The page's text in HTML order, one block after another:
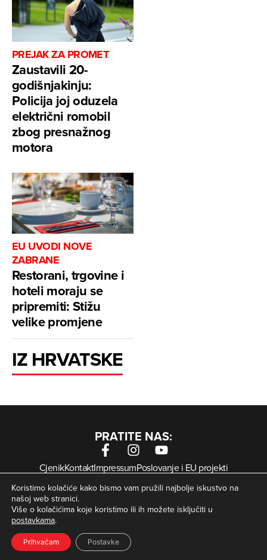
PREJAK ZA PROMET
Zaustavili 20-
godišnjakinju:
Policija joj oduzela
električni romobil
zbog presnažnog
motora
EU UVODI NOVE
ZABRANE
Restorani, trgovine i
hoteli moraju se
pripremiti: Stižu
velike promjene
IZ HRVATSKE
PRATITE NAS:
CjenikKontaktImpressumPoslovanje i EU projekti
Arhiva digitalnih novina
Uvjeti korištenjaZaštita privatnosti
Kolačići
© Zagorje International – Sva prava pridržana | Developed
bykrMedia
Koristimo kolačiće kako bismo vam pružili najbolje iskustvo na
našoj web stranici.
Više o kolačićima koje koristimo ili ih možete isključiti u
postavkama.
Prihvaćam Postavke